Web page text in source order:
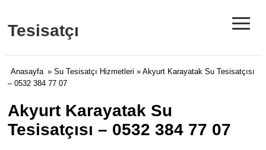
Tesisatçı ≡
Anasayfa » Su Tesisatçı Hizmetleri » Akyurt Karayatak Su Tesisatçısı
– 0532 384 77 07
Akyurt Karayatak Su
Tesisatçısı – 0532 384 77 07